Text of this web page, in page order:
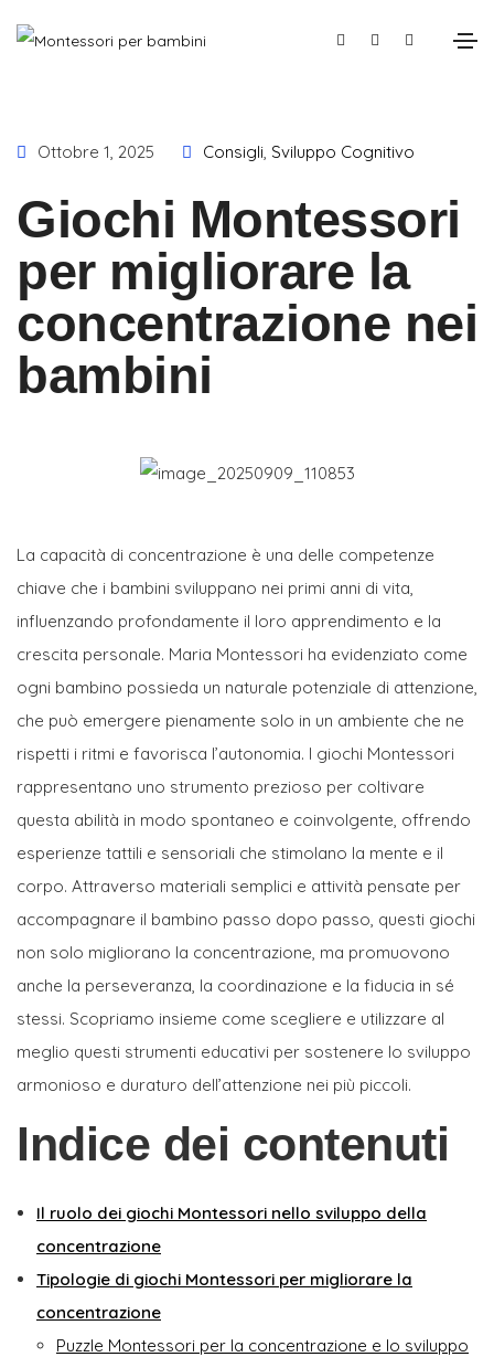
Ottobre 1, 2025 Consigli, Sviluppo Cognitivo
Giochi Montessori
per migliorare la
concentrazione nei
bambini
La capacità di concentrazione è una delle competenze
chiave che i bambini sviluppano nei primi anni di vita,
influenzando profondamente il loro apprendimento e la
crescita personale. Maria Montessori ha evidenziato come
ogni bambino possieda un naturale potenziale di attenzione,
che può emergere pienamente solo in un ambiente che ne
rispetti i ritmi e favorisca l’autonomia. I giochi Montessori
rappresentano uno strumento prezioso per coltivare
questa abilità in modo spontaneo e coinvolgente, offrendo
esperienze tattili e sensoriali che stimolano la mente e il
corpo. Attraverso materiali semplici e attività pensate per
accompagnare il bambino passo dopo passo, questi giochi
non solo migliorano la concentrazione, ma promuovono
anche la perseveranza, la coordinazione e la fiducia in sé
stessi. Scopriamo insieme come scegliere e utilizzare al
meglio questi strumenti educativi per sostenere lo sviluppo
armonioso e duraturo dell’attenzione nei più piccoli.
Indice dei contenuti
Il ruolo dei giochi Montessori nello sviluppo della
concentrazione
Tipologie di giochi Montessori per migliorare la
concentrazione
Puzzle Montessori per la concentrazione e lo sviluppo